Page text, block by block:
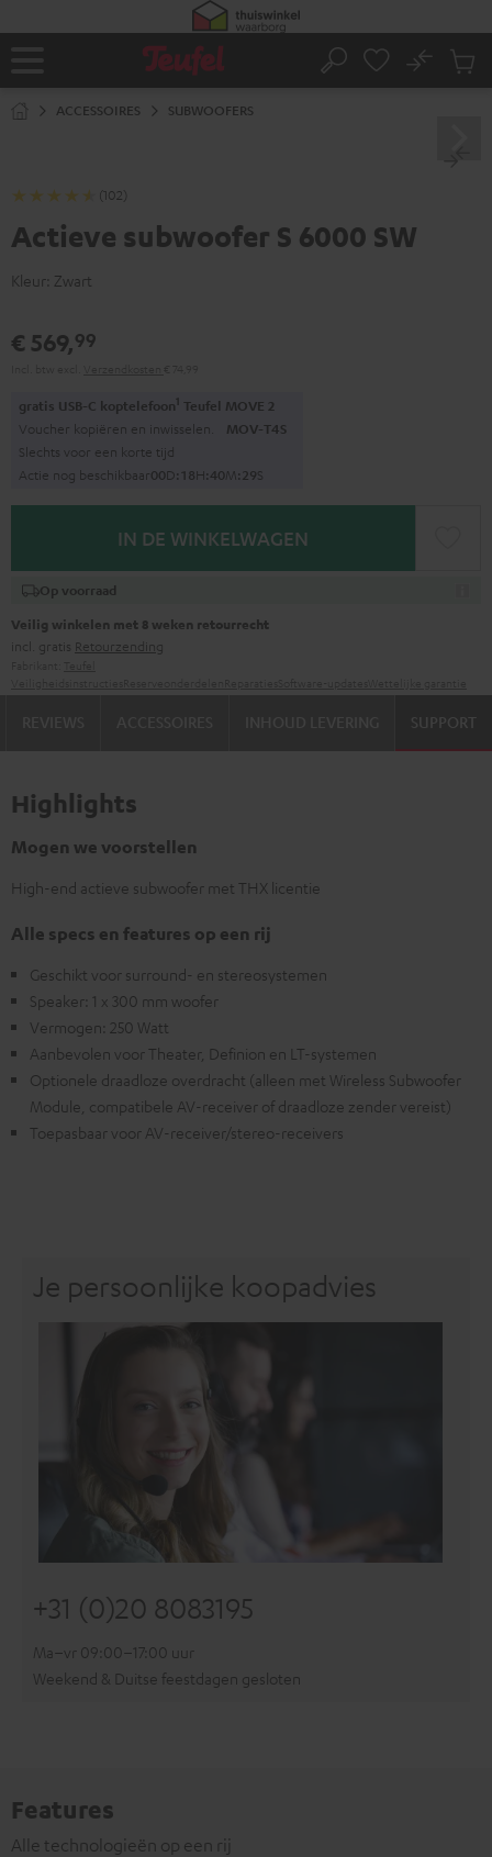
Home
Zoeken
No
ACCESSOIRES SUBWOOFERS
(102)
Actieve subwoofer S 6000 SW
Kleur: Zwart
€ 569,99
gratis USB-C koptelefoon1 Teufel MOVE 2
Voucher kopiëren en inwisselen. MOV-T4S
Slechts voor een korte tijd
Actie nog beschikbaar00D:18H:40M: 28S
IN DE WINKELWAGEN
Op voorraad
Veilig winkelen met 8 weken retourrecht
incl. gratis Retourzending
SUPPORT
Highlights
Mogen we voorstellen
High-end actieve subwoofer met THX licentie
Alle specs en features op een rij
Geschikt voor surround- en stereosystemen
Speaker: 1 x 300 mm woofer
Vermogen: 250 Watt
Aanbevolen voor Theater, Definion en LT-systemen
Optionele draadloze overdracht (alleen met Wireless Subwoofer
Module, compatibele AV-receiver of draadloze zender vereist)
Toepasbaar voor AV-receiver/stereo-receivers
Je persoonlijke koopadvies
+31 (0)20 8083195
Ma–vr 09:00–17:00 uur
Weekend & Duitse feestdagen gesloten
Features
Alle technologieën op een rij